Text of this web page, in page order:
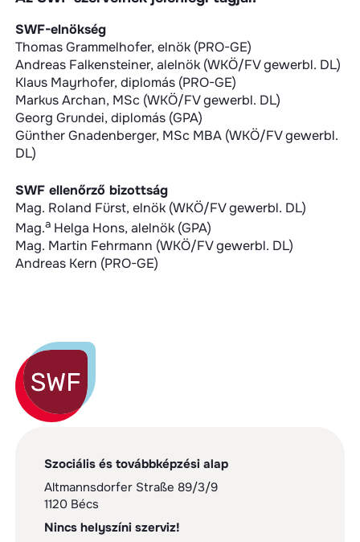
SWF-elnökség
Thomas Grammelhofer, elnök (PRO-GE)
Andreas Falkensteiner, alelnök (WKÖ/FV gewerbl. DL)
Klaus Mayrhofer, diplomás (PRO-GE)
Markus Archan, MSc (WKÖ/FV gewerbl. DL)
Georg Grundei, diplomás (GPA)
Günther Gnadenberger, MSc MBA (WKÖ/FV gewerbl.
DL)
SWF ellenőrző bizottság
Mag. Roland Fürst, elnök (WKÖ/FV gewerbl. DL)
Mag.aHelga Hons, alelnök (GPA)
Mag. Martin Fehrmann (WKÖ/FV gewerbl. DL)
Andreas Kern (PRO-GE)
Szociális és továbbképzési alap
Altmannsdorfer Straße 89/3/9
1120 Bécs
Nincs helyszíni szerviz!